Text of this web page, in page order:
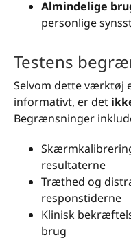
Almindelige
personlige
Testens
Selvom dette værktøj
informativt, er det
Begrænsninger
resultaterne
Træthed og
responstiderne
Klinisk
brug